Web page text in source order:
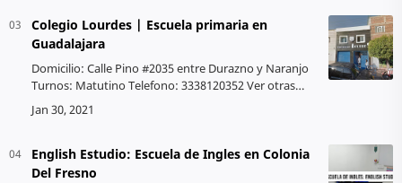
Colegio Lourdes | Escuela primaria en
Guadalajara
Domicilio: Calle Pino #2035 entre Durazno y Naranjo
Turnos: Matutino Telefono: 3338120352 Ver otras
escuelas Turno Matutino Director(a): No disponible
English Estudio: Escuela de Ingles en Colonia
Del Fresno